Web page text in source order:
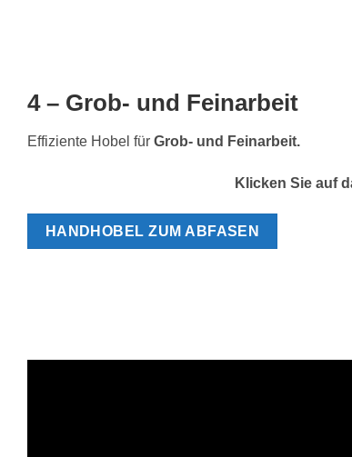
4 – Grob- und Feinarbeit
Effiziente Hobel für Grob- und Feinarbeit.
Klicken Sie auf
HANDHOBEL ZUM ABFASEN